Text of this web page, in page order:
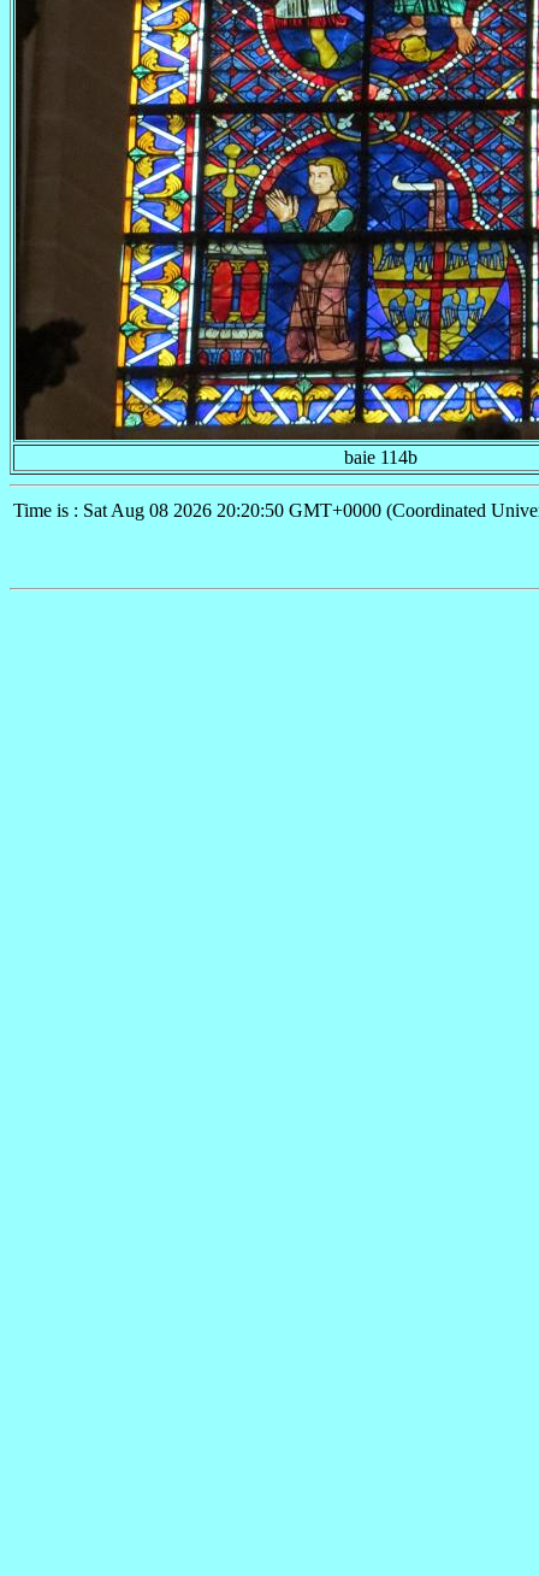
baie 114b
Time is : Sat Aug 08 2026 20:20:50 GMT+0000 (Coordinated